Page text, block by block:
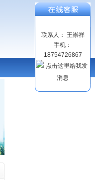
联系人： 王崇祥
手机：
18754726867